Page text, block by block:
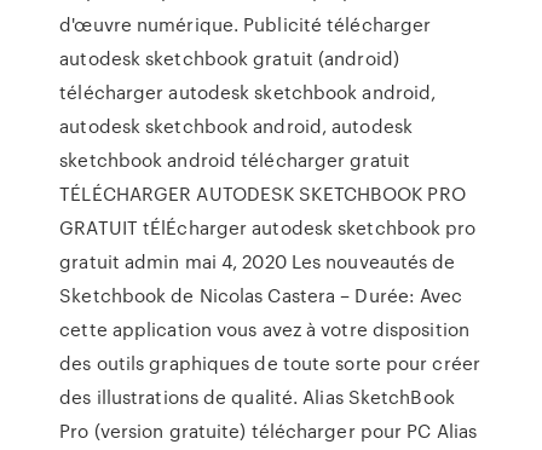
d'œuvre numérique. Publicité télécharger
autodesk sketchbook gratuit (android)
télécharger autodesk sketchbook android,
autodesk sketchbook android, autodesk
sketchbook android télécharger gratuit
TÉLÉCHARGER AUTODESK SKETCHBOOK PRO
GRATUIT tÉlÉcharger autodesk sketchbook pro
gratuit admin mai 4, 2020 Les nouveautés de
Sketchbook de Nicolas Castera – Durée: Avec
cette application vous avez à votre disposition
des outils graphiques de toute sorte pour créer
des illustrations de qualité. Alias SketchBook
Pro (version gratuite) télécharger pour PC Alias